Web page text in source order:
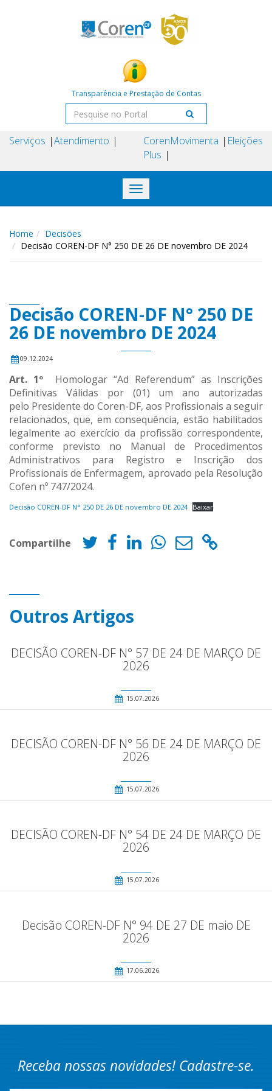
Transparência e Prestação de Contas
Serviços Atendimento
Coren
Plus
Movimenta Eleições
Toggle
navigation
Home
Decisões
Decisão COREN-DF N° 250 DE 26 DE novembro DE 2024
Decisão COREN-DF N° 250 DE
26 DE novembro DE 2024
09.12.2024
Art. 1º Homologar “Ad Referendum” as Inscrições
Definitivas Válidas por (01) um ano autorizadas
pelo Presidente do Coren-DF, aos Profissionais a seguir
relacionados, que, em consequência, estão habilitados
legalmente ao exercício da profissão correspondente,
conforme previsto no Manual de Procedimentos
Administrativos para Registro e Inscrição dos
Profissionais de Enfermagem, aprovado pela Resolução
Cofen nº 747/2024.
Decisão COREN-DF N° 250 DE 26 DE novembro DE 2024 Baixar
Compartilhe
Outros Artigos
DECISÃO COREN-DF N° 57 DE 24 DE MARÇO DE
2026
15.07.2026
DECISÃO COREN-DF N° 56 DE 24 DE MARÇO DE
2026
15.07.2026
DECISÃO COREN-DF N° 54 DE 24 DE MARÇO DE
2026
15.07.2026
Decisão COREN-DF N° 94 DE 27 DE maio DE
2026
17.06.2026
Receba nossas novidades! Cadastre-se.